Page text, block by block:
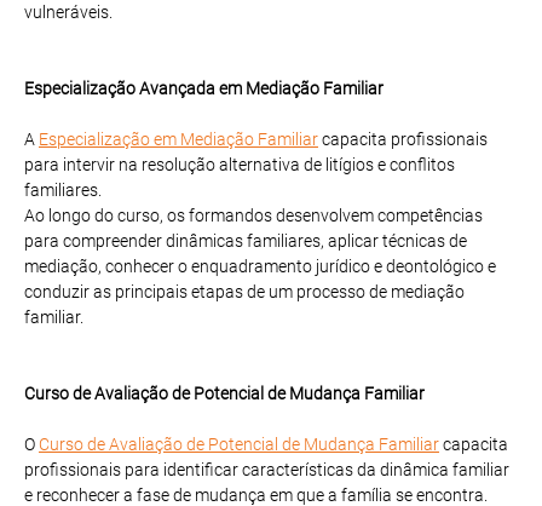
vulneráveis.
Especialização Avançada em Mediação Familiar
A Especialização em Mediação Familiarcapacita profissionais
para intervir na resolução alternativa de litígios e conflitos
familiares.
Ao longo do curso, os formandos desenvolvem competências
para compreender dinâmicas familiares, aplicar técnicas de
mediação, conhecer o enquadramento jurídico e deontológico e
conduzir as principais etapas de um processo de mediação
familiar.
Curso de Avaliação de Potencial de Mudança Familiar
O Curso de Avaliação de Potencial de Mudança Familiarcapacita
profissionais para identificar características da dinâmica familiar
e reconhecer a fase de mudança em que a família se encontra.